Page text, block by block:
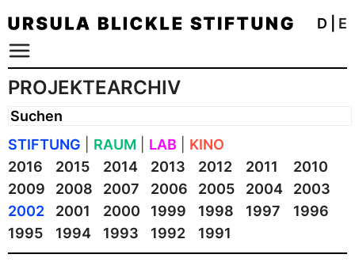
D E
PROJEKTEARCHIV
STIFTUNG RAUM LAB
KINO
2016
2015 2014 2013 2012 2011
2010
2009
2008 2007 2006 2005 2004
2003
2002
2001 2000 1999 1998 1997
1996
1995
1994 1993 1992 1991